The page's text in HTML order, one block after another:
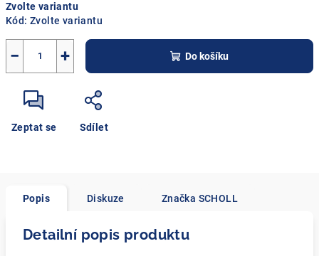
cena:
Zvolte variantu
Kód: Zvolte variantu
+
− Do košíku
Zeptat se Sdílet
Popis Diskuze Značka SCHOLL
Detailní popis produktu